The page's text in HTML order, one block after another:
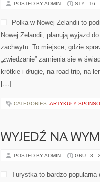
POSTED BY ADMIN STY - 16 -
Polka w Nowej Zelandii to
Nowej Zelandii, planują wyjazd
zachwytu. To miejsce, gdzie
„zwiedzanie” zamienia się w
krótkie i długie, na road trip, na
[…]
CATEGORIES: ARTYKUŁY
WYJEDŹ NA
POSTED BY ADMIN GRU - 3 -
Turystka to bardzo